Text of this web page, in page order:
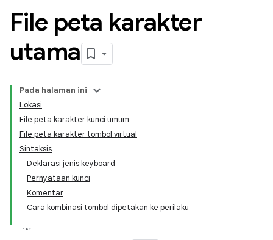
File peta karakter
utama
Pada halaman ini
Lokasi
File peta karakter kunci umum
File peta karakter tombol virtual
Sintaksis
Deklarasi jenis keyboard
Pernyataan kunci
Komentar
Cara kombinasi tombol dipetakan ke perilaku